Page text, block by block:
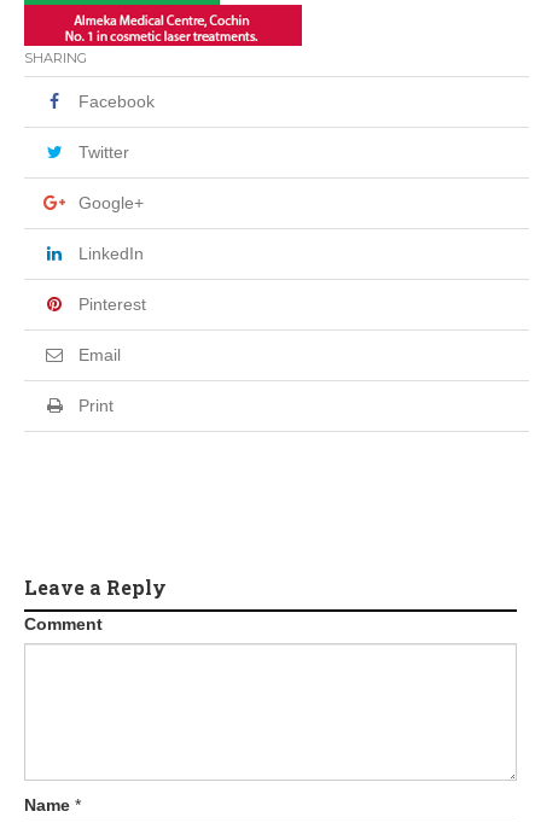
SHARING
Facebook
Twitter
Google+
LinkedIn
Pinterest
Email
Print
Leave a Reply
Comment
Name *